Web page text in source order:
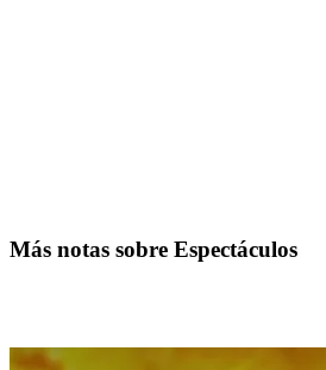
Más notas sobre Espectáculos